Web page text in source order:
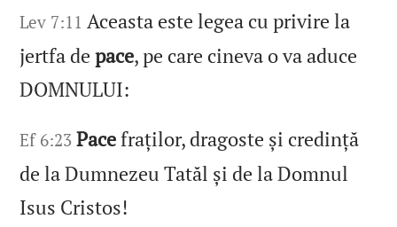
Lev 7:11 Aceasta este legea cu privire la
jertfa depace, pe care cineva o va aduce
DOMNULUI:
Ef 6:23 Pacefraților, dragoste și credință
de la Dumnezeu Tatăl și de la Domnul
Isus Cristos!